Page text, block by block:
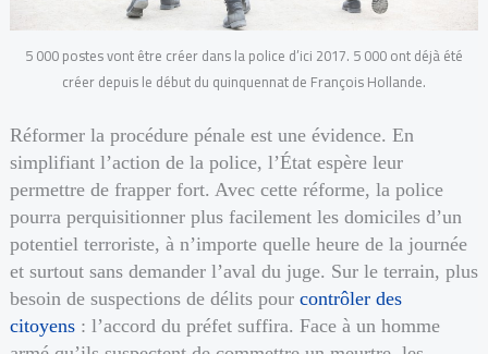
5 000 postes vont être créer dans la police d’ici 2017. 5 000 ont déjà été
créer depuis le début du quinquennat de François Hollande.
Réformer la procédure pénale est une évidence. En
simplifiant l’action de la police, l’État espère leur
permettre de frapper fort. Avec cette réforme, la police
pourra perquisitionner plus facilement les domiciles d’un
potentiel terroriste, à n’importe quelle heure de la journée
et surtout sans demander l’aval du juge. Sur le terrain, plus
besoin de suspections de délits pour contrôler des
citoyens: l’accord du préfet suffira. Face à un homme